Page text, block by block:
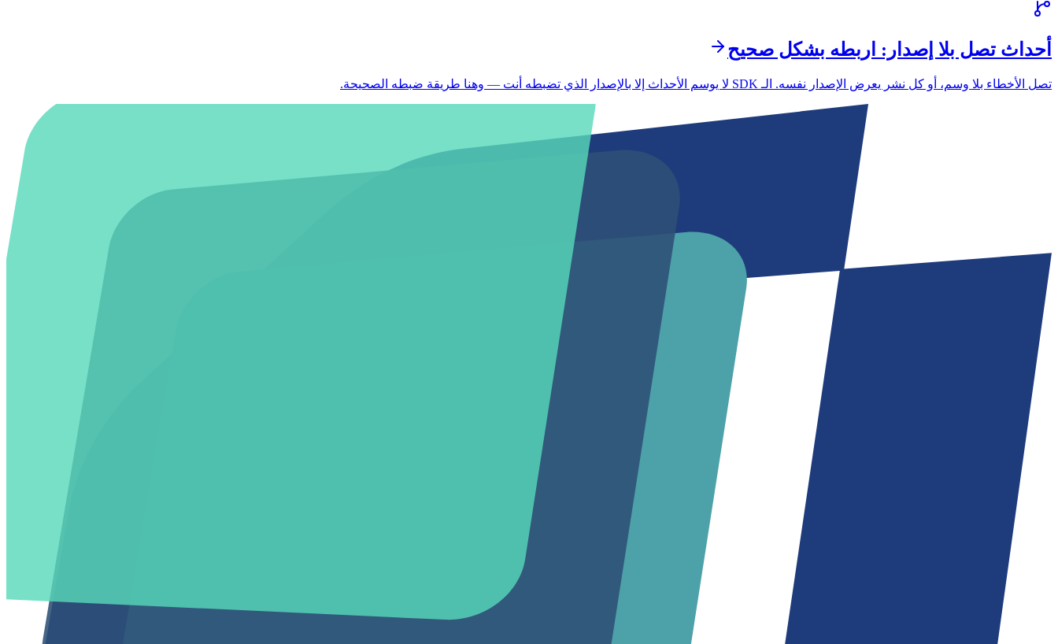
أحداث تصل بلا إصدار: اربطه بشكل صحيح
تصل الأخطاء بلا وسم، أو كل نشر يعرض الإصدار نفسه. الـ SDK لا يوسم الأحداث إلا بالإصدار الذي تضبطه أنت — وهنا طريقة ضبطه الصحيحة.